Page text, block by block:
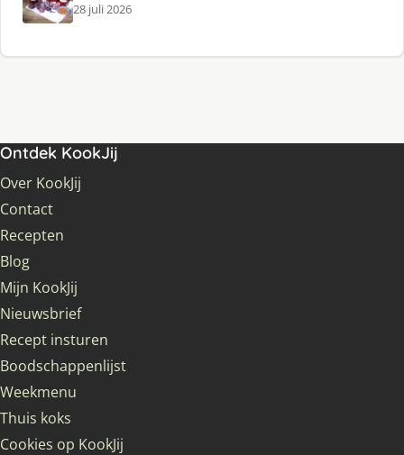
28 juli 2026
Ontdek KookJij
Over KookJij
Contact
Recepten
Blog
Mijn KookJij
Nieuwsbrief
Recept insturen
Boodschappenlijst
Weekmenu
Thuis koks
Cookies op KookJij